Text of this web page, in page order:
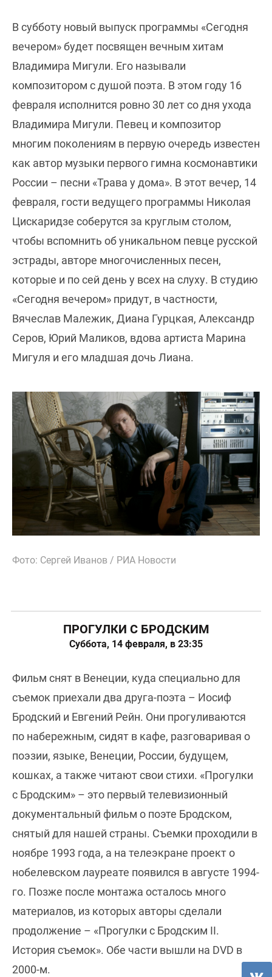
В субботу новый выпуск программы «Сегодня
вечером» будет посвящен вечным хитам
Владимира Мигули. Его называли
композитором с душой поэта. В этом году 16
февраля исполнится ровно 30 лет со дня ухода
Владимира Мигули. Певец и композитор
многим поколениям в первую очередь известен
как автор музыки первого гимна космонавтики
России – песни «Трава у дома». В этот вечер, 14
февраля, гости ведущего программы Николая
Цискаридзе соберутся за круглым столом,
чтобы вспомнить об уникальном певце русской
эстрады, авторе многочисленных песен,
которые и по сей день у всех на слуху. В студию
«Сегодня вечером» придут, в частности,
Вячеслав Малежик, Диана Гурцкая, Александр
Серов, Юрий Маликов, вдова артиста Марина
Мигуля и его младшая дочь Лиана.
Фото: Сергей Иванов / РИА Новости
ПРОГУЛКИ С БРОДСКИМ
Суббота, 14 февраля, в 23:35
Фильм снят в Венеции, куда специально для
съемок приехали два друга-поэта – Иосиф
Бродский и Евгений Рейн. Они прогуливаются
по набережным, сидят в кафе, разговаривая о
поэзии, языке, Венеции, России, будущем,
кошках, а также читают свои стихи. «Прогулки
с Бродским» – это первый телевизионный
документальный фильм о поэте Бродском,
снятый для нашей страны. Съемки проходили в
ноябре 1993 года, а на телеэкране проект о
нобелевском лауреате появился в августе 1994-
го. Позже после монтажа осталось много
материалов, из которых авторы сделали
продолжение – «Прогулки с Бродским II.
История съемок». Обе части вышли на DVD в
2000-м.